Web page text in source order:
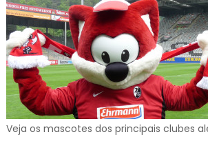
Veja os mascotes dos principais clubes